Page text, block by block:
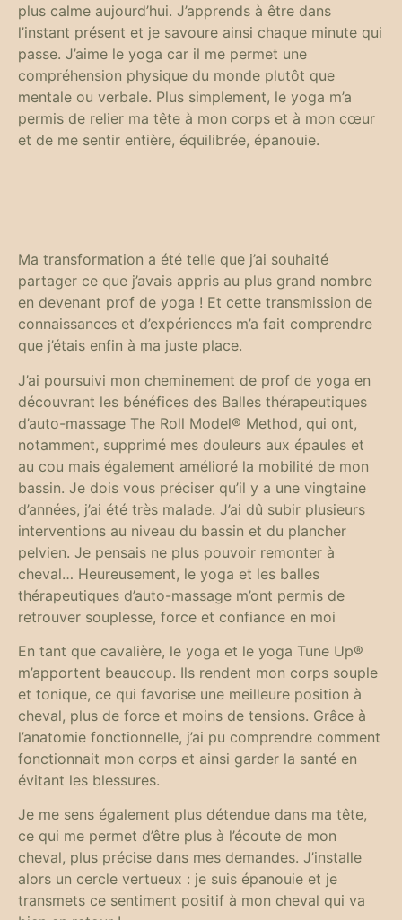
plus calme aujourd’hui. J’apprends à être dans
l’instant présent et je savoure ainsi chaque minute qui
passe. J’aime le yoga car il me permet une
compréhension physique du monde plutôt que
mentale ou verbale. Plus simplement, le yoga m’a
permis de relier ma tête à mon corps et à mon cœur
et de me sentir entière, équilibrée, épanouie.
Ma transformation a été telle que j’ai souhaité
partager ce que j’avais appris au plus grand nombre
en devenant prof de yoga ! Et cette transmission de
connaissances et d’expériences m’a fait comprendre
que j’étais enfin à ma juste place.
J’ai poursuivi mon cheminement de prof de yoga en
découvrant les bénéfices des Balles thérapeutiques
d’auto-massage The Roll Model® Method, qui ont,
notamment, supprimé mes douleurs aux épaules et
au cou mais également amélioré la mobilité de mon
bassin. Je dois vous préciser qu’il y a une vingtaine
d’années, j’ai été très malade. J’ai dû subir plusieurs
interventions au niveau du bassin et du plancher
pelvien. Je pensais ne plus pouvoir remonter à
cheval… Heureusement, le yoga et les balles
thérapeutiques d’auto-massage m’ont permis de
retrouver souplesse, force et confiance en moi
En tant que cavalière, le yoga et le yoga Tune Up®
m’apportent beaucoup. Ils rendent mon corps souple
et tonique, ce qui favorise une meilleure position à
cheval, plus de force et moins de tensions. Grâce à
l’anatomie fonctionnelle, j’ai pu comprendre comment
fonctionnait mon corps et ainsi garder la santé en
évitant les blessures.
Je me sens également plus détendue dans ma tête,
ce qui me permet d’être plus à l’écoute de mon
cheval, plus précise dans mes demandes. J’installe
alors un cercle vertueux : je suis épanouie et je
transmets ce sentiment positif à mon cheval qui va